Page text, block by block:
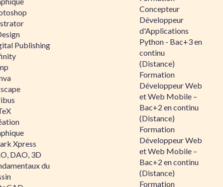
Publishing
Xpress
DAO, 3D
du
Concepteur
Développeur
d'Applications
Python - Bac+3 en
continu
(Distance)
Formation
Développeur Web
et Web Mobile –
Bac+2 en continu
(Distance)
Formation
Développeur Web
et Web Mobile –
Bac+2 en continu
(Distance)
Formation